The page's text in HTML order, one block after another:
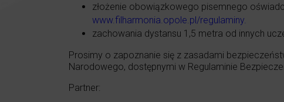
złożenie obowiązkowego pisemnego
www.filharmonia.opole.pl/regulaminy.
zachowania dystansu 1,5 metra od innych
Prosimy o zapoznanie się z zasadami
Narodowego, dostępnymi w Regulaminie
Partner: